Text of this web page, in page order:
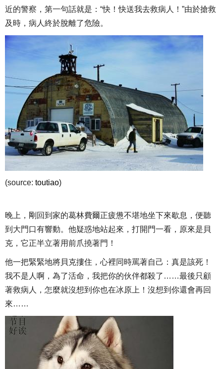
近的警察，第一句話就是：“快！快送我去救病人！”由於搶救
及時，病人終於脫離了危險。
(source: toutiao)
晚上，剛回到家的葛林費爾正疲憊不堪地坐下來歇息，便聽
到大門口有響動。他疑惑地站起來，打開門一看，原來是貝
克，它正半立著用前爪撓著門！
他一把緊緊地將貝克摟住，心裡同時罵著自己：真是該死！
我不是人啊，為了活命，我把你的伙伴都殺了……最後只顧
著救病人，怎麼就沒想到你也在冰原上！沒想到你還會再回
來……